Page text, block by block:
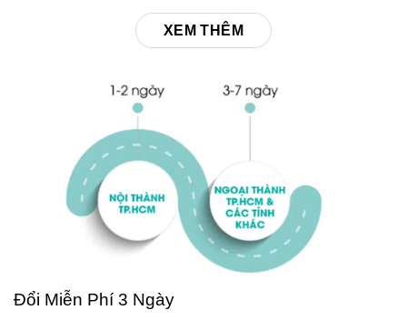
XEM THÊM
Đổi Miễn Phí 3 Ngày